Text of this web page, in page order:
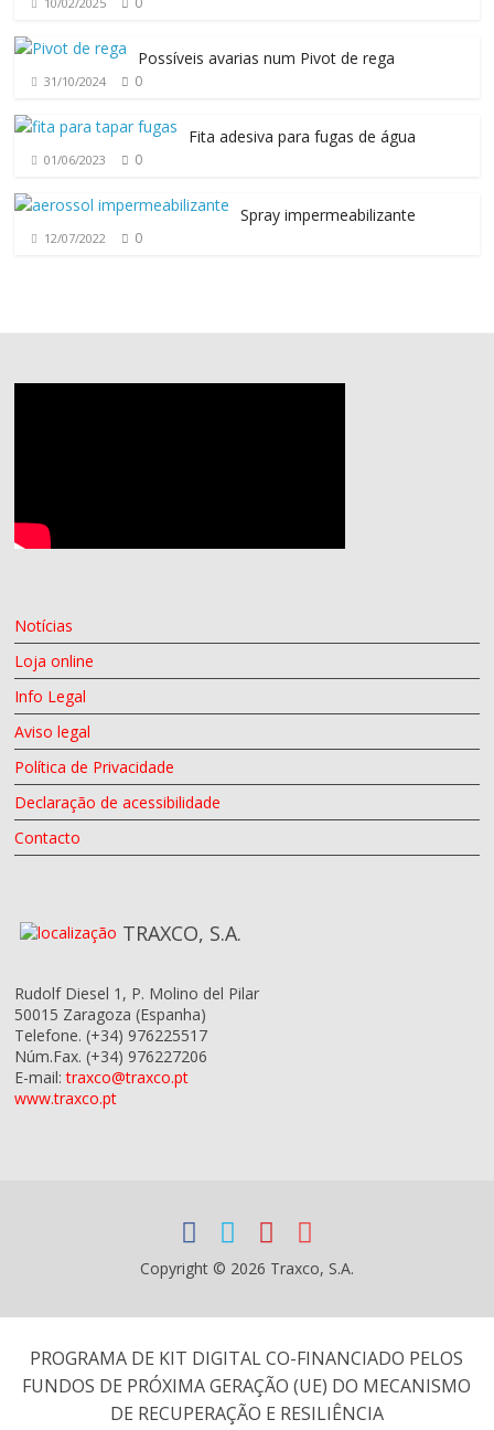
Possíveis avarias num Pivot de rega
31/10/2024 0
Fita adesiva para fugas de água
01/06/2023 0
Spray impermeabilizante
12/07/2022 0
Notícias
Loja online
Info Legal
Aviso legal
Política de Privacidade
Declaração de acessibilidade
Contacto
TRAXCO, S.A.
Rudolf Diesel 1, P. Molino del Pilar
50015 Zaragoza (Espanha)
Telefone.(+34) 976225517
Núm.Fax.(+34) 976227206
E-mail:traxco@traxco.pt
www.traxco.pt
Copyright © 2026 Traxco, S.A.
PROGRAMA DE KIT DIGITAL CO-FINANCIADO PELOS
FUNDOS DE PRÓXIMA GERAÇÃO (UE) DO MECANISMO
DE RECUPERAÇÃO E RESILIÊNCIA